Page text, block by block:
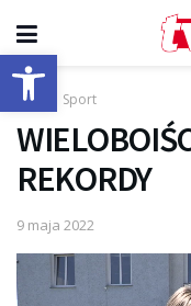
Otwórz pasek narzędzi
Start Sport
REKORDY
9 maja 2022